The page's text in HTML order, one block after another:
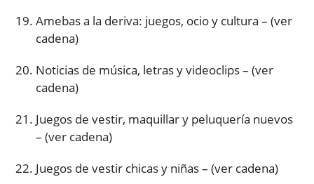
Amebas a la deriva: juegos, ocio y cultura – (ver
cadena)
Noticias de música, letras y videoclips – (ver
cadena)
Juegos de vestir, maquillar y peluquería nuevos
– (ver cadena)
Juegos de vestir chicas y niñas – (ver cadena)